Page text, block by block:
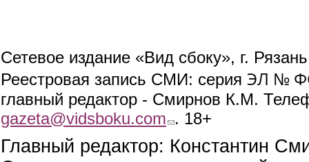
Сетевое издание «Вид сбоку», г.
Реестровая запись СМИ: серия ЭЛ №
главный редактор - Смирнов К.М.
gazeta@vidsboku.com (link sends e-mail)
. 18+
Главный редактор: Константин